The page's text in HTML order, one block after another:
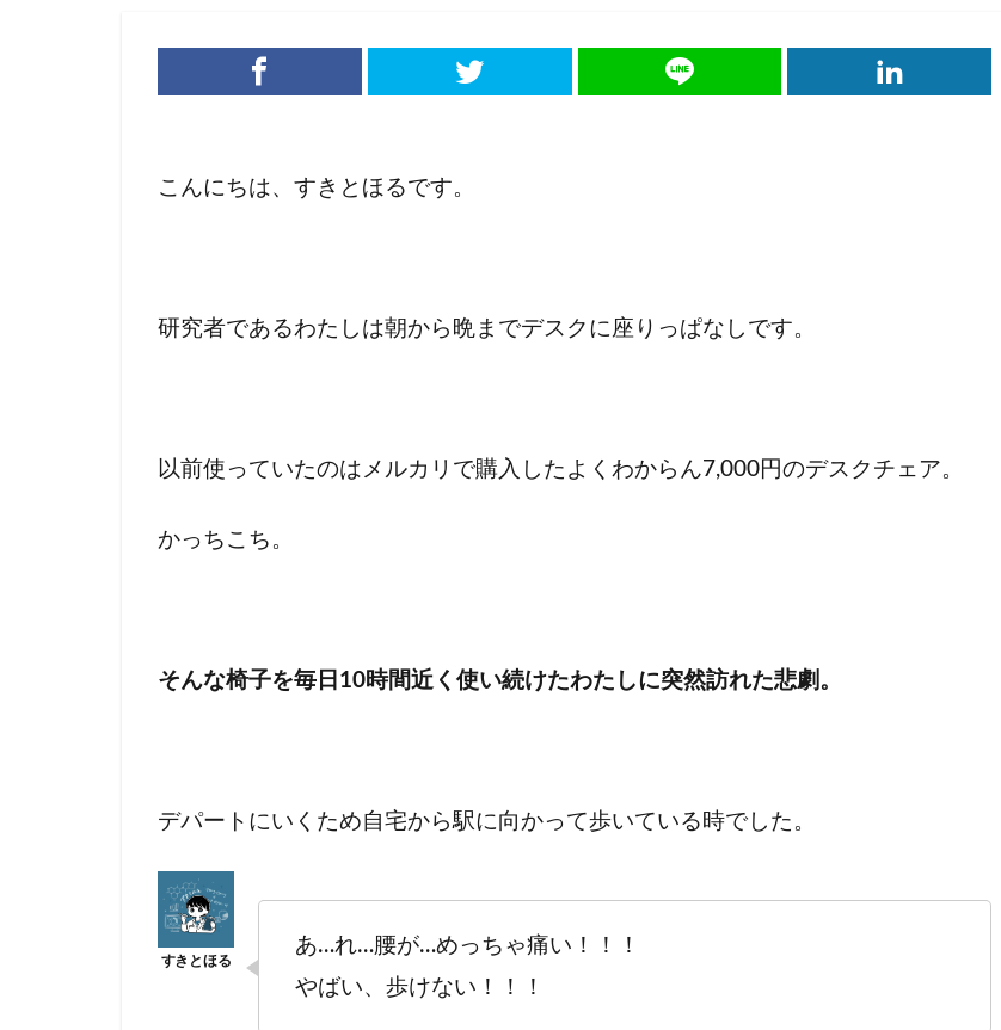
こんにちは、すきとほるです。
研究者であるわたしは朝から晩までデスクに座りっぱなしです。
以前使っていたのはメルカリで購入したよくわからん7,000円のデスクチェア。
かっちこち。
そんな椅子を毎日10時間近く使い続けたわたしに突然訪れた悲劇。
デパートにいくため自宅から駅に向かって歩いている時でした。
あ…れ…腰が…めっちゃ痛い！！！
やばい、歩けない！！！